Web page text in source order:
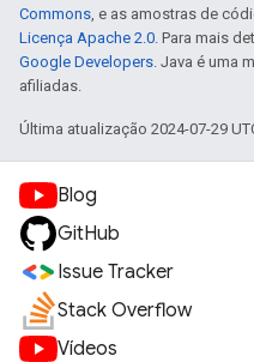
Commons, e as amostras de
Licença Apache 2.0. Para mais
Google Developers. Java é uma
afiliadas.
Última atualização 2024-07-29
Blog
GitHub
Issue Tracker
Stack Overflow
Vídeos